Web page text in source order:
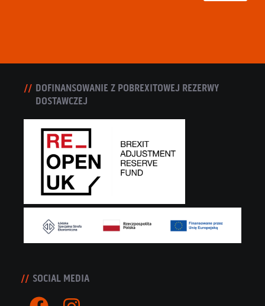
DOFINANSOWANIE Z POBREXITOWEJ REZERWY
DOSTAWCZEJ
SOCIAL MEDIA